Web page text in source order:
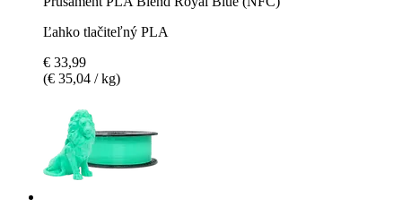
Ľahko tlačiteľný PLA
€ 33,99
(€ 35,04 / kg)